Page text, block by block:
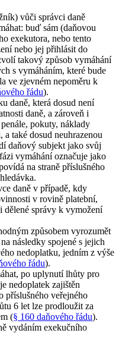
vůči správci daně
buď sám (daňovou
exekutora, nebo tento
nebo jej přihlásit do
takový způsob vymáhání
s vymáháním, které bude
ve zjevném nepoměru k
řádu).
daně, která dosud není
daně, a zároveň i
pokuty, náklady
také dosud neuhrazenou
daňový subjekt jako svůj
vymáhání označuje jako
na straně příslušného
daně v případě, kdy
v rovině platební,
dělené správy k vymožení
způsobem vyrozumět
následky spojené s jejich
nedoplatku, jedním z výše
řádu).
po uplynutí lhůty pro
nedoplatek zajištěn
příslušného veřejného
6 let lze prodloužit za
(§ 160 daňového řádu).
vydáním exekučního